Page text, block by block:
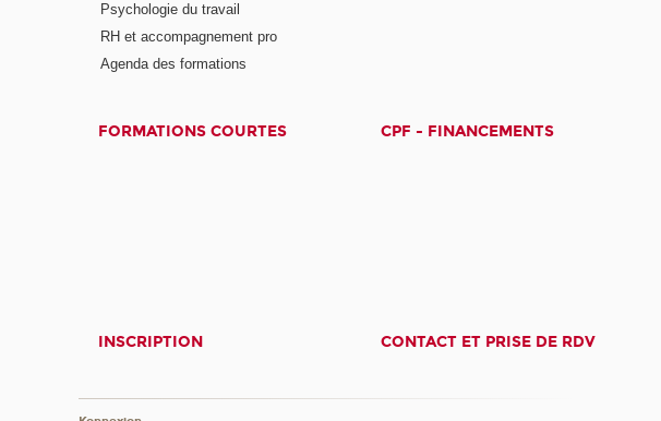
Psychologie du travail
RH et accompagnement pro
Agenda des formations
FORMATIONS COURTES CPF - FINANCEMENTS
INSCRIPTION CONTACT ET PRISE DE RDV